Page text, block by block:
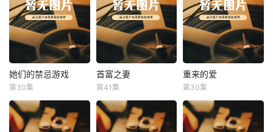
她们的禁忌游戏
她们的禁忌游戏
第30集
首富之妻
首富之妻
第41集
重来的爱
重来的爱
第30集